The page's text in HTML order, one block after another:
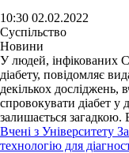
10:30 02.02.2022
Суспільство
Новини
У людей, інфікованих
діабету, повідомляє
декількох
спровокувати діабет у
залишається загадкою.
Вчені з Університету
технологію для